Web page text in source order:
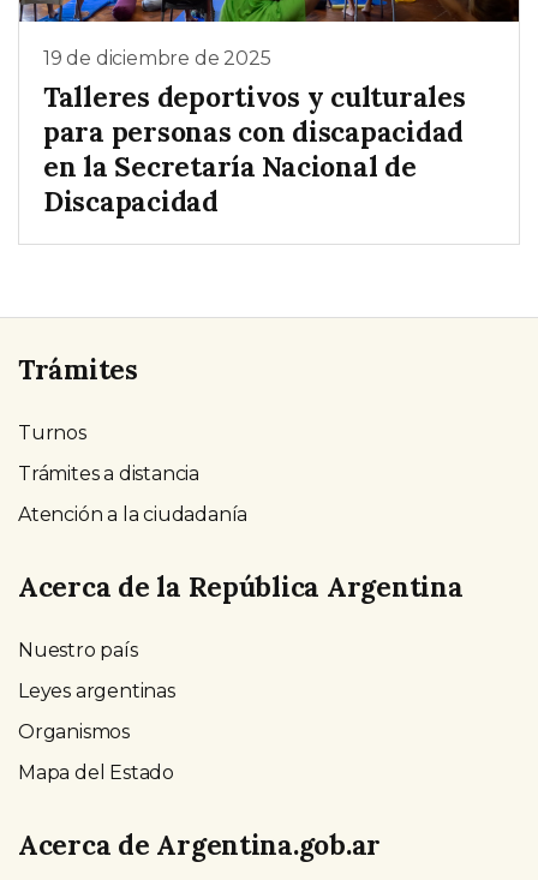
19 de diciembre de 2025
Talleres deportivos y culturales
para personas con discapacidad
en la Secretaría Nacional de
Discapacidad
Trámites
Turnos
Trámites a distancia
Atención a la ciudadanía
Acerca de la República Argentina
Nuestro país
Leyes argentinas
Organismos
Mapa del Estado
Acerca de Argentina.gob.ar